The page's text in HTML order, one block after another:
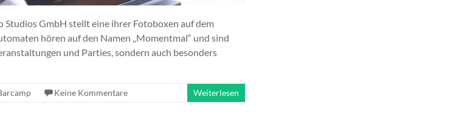
Studios GmbH stellt eine ihrer Fotoboxen auf dem
hören auf den Namen „Momentmal“ und sind
und Parties, sondern auch besonders
Keine Kommentare Weiterlesen